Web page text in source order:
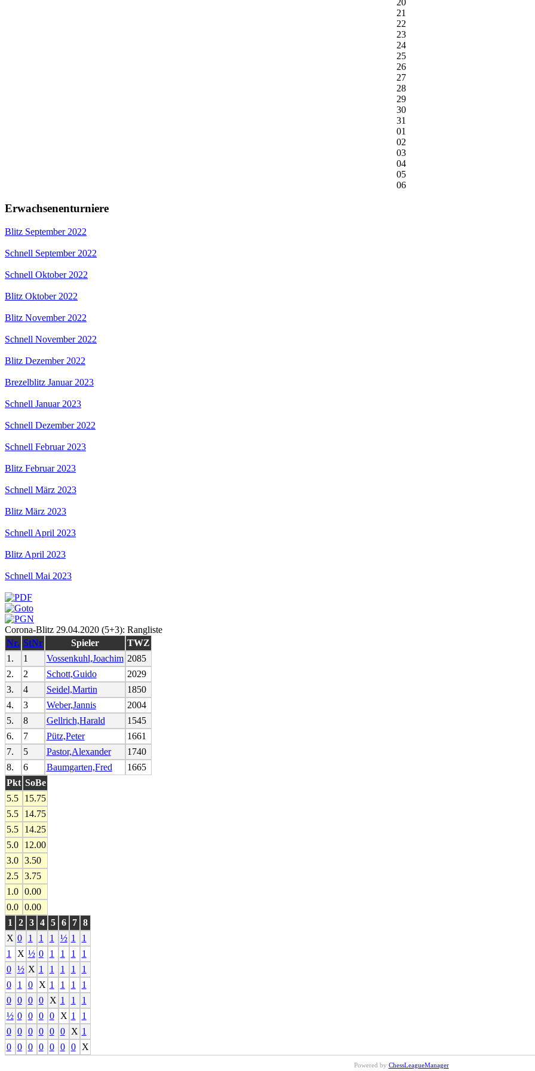
20
21
22
23
24
25
26
27
28
29
30
31
01
02
03
04
05
06
Erwachsenenturniere
Blitz September 2022
Schnell September 2022
Schnell Oktober 2022
Blitz Oktober 2022
Blitz November 2022
Schnell November 2022
Blitz Dezember 2022
Brezelblitz Januar 2023
Schnell Januar 2023
Schnell Dezember 2022
Schnell Februar 2023
Blitz Februar 2023
Schnell März 2023
Blitz März 2023
Schnell April 2023
Blitz April 2023
Schnell Mai 2023
Corona-Blitz 29.04.2020 (5+3): Rangliste
Nr. StNr Spieler
TWZ
1.
1 Vossenkuhl,Joachim 2085
2.
2 Schott,Guido
2029
3.
4 Seidel,Martin
1850
4.
3 Weber,Jannis
2004
5.
8 Gellrich,Harald
1545
6.
7 Pütz,Peter
1661
7.
5 Pastor,Alexander
1740
8.
6 Baumgarten,Fred
1665
Pkt SoBe
5.5
15.75
5.5
14.75
5.5
14.25
5.0
12.00
3.0
3.50
2.5
3.75
1.0
0.00
0.0
0.00
1
2 3 4 5 6 7 8
X 0 1 1 1 ½ 1
1
1
X ½ 0 1 1 1
1
0
½ X 1 1 1 1
1
0
1 0 X 1 1 1
1
0
0 0 0 X 1 1
1
½ 0 0 0 0 X 1
1
0
0 0 0 0 0 X 1
0
0 0 0 0 0 0 X
Powered by ChessLeagueManager